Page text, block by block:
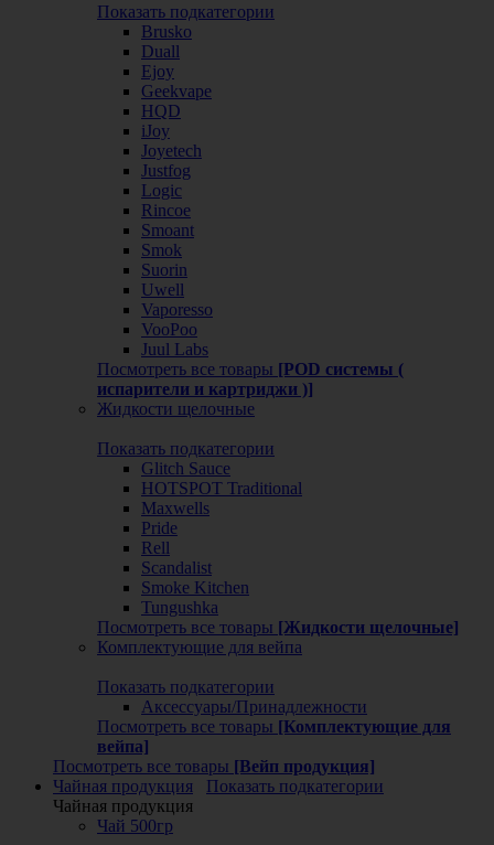
Показать подкатегории
Brusko
Duall
Ejoy
Geekvape
HQD
iJoy
Joyetech
Justfog
Logic
Rincoe
Smoant
Smok
Suorin
Uwell
Vaporesso
VooPoo
Juul Labs
Посмотреть все товары [POD системы (
испарители и картриджи )]
Жидкости щелочные
Показать подкатегории
Glitch Sauce
HOTSPOT Traditional
Maxwells
Pride
Rell
Scandalist
Smoke Kitchen
Tungushka
Посмотреть все товары [Жидкости щелочные]
Комплектующие для вейпа
Показать подкатегории
Аксессуары/Принадлежности
Посмотреть все товары [Комплектующие для
вейпа]
Посмотреть все товары [Вейп продукция]
Чайная продукция
Показать подкатегории
Чайная продукция
Чай 500гр